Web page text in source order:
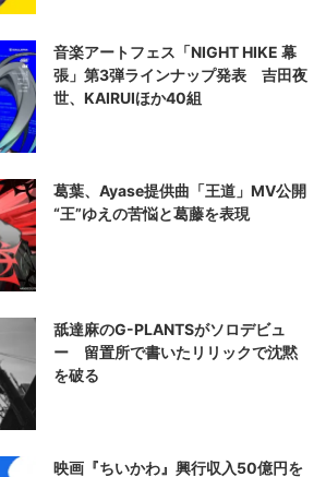
音楽アートフェス「NIGHT HIKE 幕
張」第3弾ラインナップ発表 吉田夜
世、KAIRUIほか40組
葛葉、Ayase提供曲「王道」MV公開
“王”ゆえの苦悩と葛藤を表現
舐達麻のG-PLANTSがソロデビュ
ー 留置所で書いたリリックで沈黙
を破る
映画『ちいかわ』興行収入50億円を